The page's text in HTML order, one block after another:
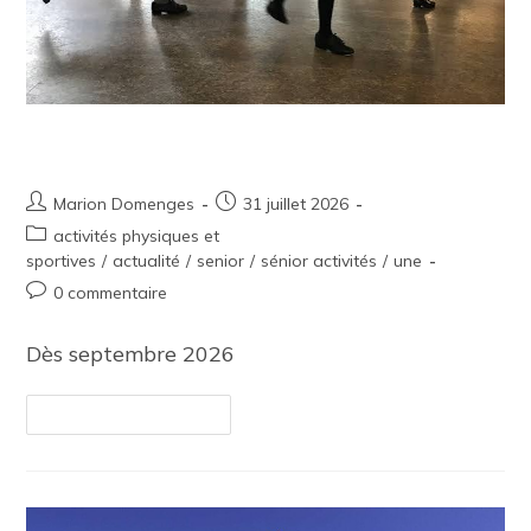
Marion Domenges
31 juillet 2026
activités physiques et
sportives / actualité / senior / sénior activités / une
0 commentaire
Dès septembre 2026